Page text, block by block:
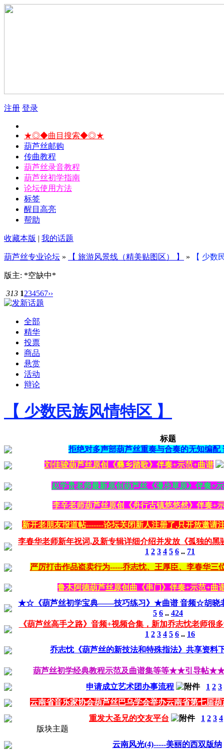
注册 登录
★◎◆曲目搜索◆◎★
葫芦丝邮购
传曲教程
葫芦丝录音教程
葫芦丝初学指南
论坛使用方法
标签
醒目高亮
帮助
收藏本版 | 我的话题
葫芦丝专业论坛 » 【 旅游风景线（精美贴图区） 】 » 【 少数
版主: *空缺中*
313 1234567››
全部
精华
投票
商品
悬赏
活动
辩论
【 少数民族风情特区 】
标题
拒绝对多声部葫芦丝重奏与合奏的无知编配
刘佳骏葫芦丝原创《彝乡踏歌》伴奏+示范+曲谱
赵学贵老师最新原创葫芦丝《漫步草原》伴奏+
李辛老师葫芦丝原创《舟行古镇悠悠然》伴奏+
新开老朋友报道帖-------论坛关闭新人注册了,只开放邀请
李春华老师新年祝词,及新专辑详细介绍并发放《孤独的黑
1 2 3 4 5 6 .. 71
严厉打击作品盗卖行为-----乔志忱、王厚臣、李春华三
鲁木阿德葫芦丝原创曲《串门》伴奏+示范+曲
★☆《葫芦丝初学宝典——技巧练习》★曲谱 音频☆胡
5 6 .. 424
《葫芦丝高手之路》音频+视频合集，新加乔志忱老师很
1 2 3 4 5 6 .. 16
乔志忱《葫芦丝的新技法和特殊指法》共享资料
葫芦丝初学经典教程示范及曲谱集等等★★引导帖
申请成立艺术团办事流程
1 2 3
云南省音乐家协会葫芦丝巴乌学会举办云南省第七届
重发大圣兄的交友平台
1 2 3 4
版块主题
云南风光(4)-----美丽的西双版纳